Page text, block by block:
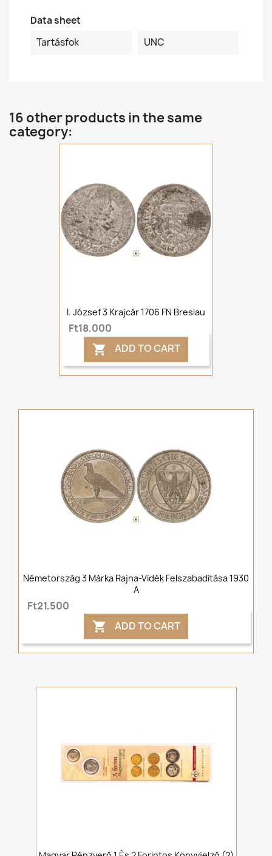
Data sheet
Tartásfok
UNC
16 other products in the same
category:
I. József 3 Krajcár 1706 FN Breslau
Ft18,000
 ADD TO CART
Németország 3 Márka Rajna-Vidék Felszabadítása 1930
A
Ft21,500
 ADD TO CART